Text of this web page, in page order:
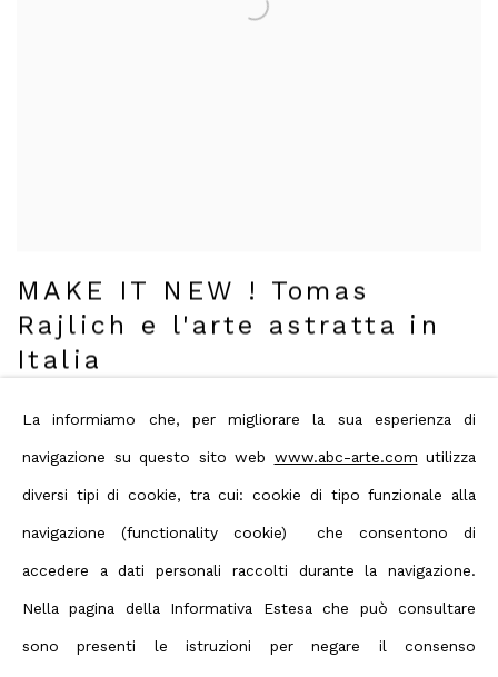
MAKE IT NEW ! Tomas
Rajlich e l'arte astratta in
Italia
di Arte Contemporanea Villa Croce di
Genova
4 Maggio - 22 Agosto 2021
Genova
La informiamo che, per migliorare la sua esperienza di
navigazione su questo sito web www.abc-arte.com utilizza
diversi tipi di cookie, tra cui: cookie di tipo funzionale alla
navigazione (functionality cookie) che consentono di
accedere a dati personali raccolti durante la navigazione.
Nella pagina della Informativa Estesa che può consultare
sono presenti le istruzioni per negare il consenso